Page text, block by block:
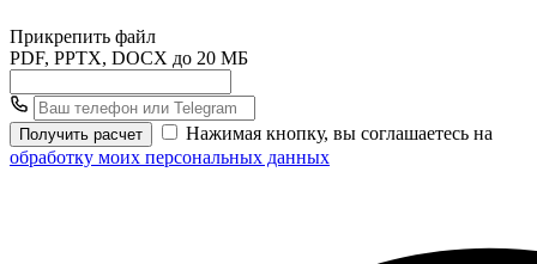
Прикрепить файл
PDF, PPTX, DOCX до 20 МБ
Получить расчет
Нажимая кнопку, вы соглашаетесь на
обработку моих персональных данных